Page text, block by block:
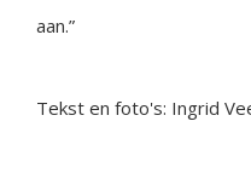
aan.”
Tekst en foto's: Ingrid